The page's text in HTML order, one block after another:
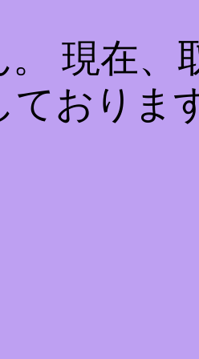
現在、
おります